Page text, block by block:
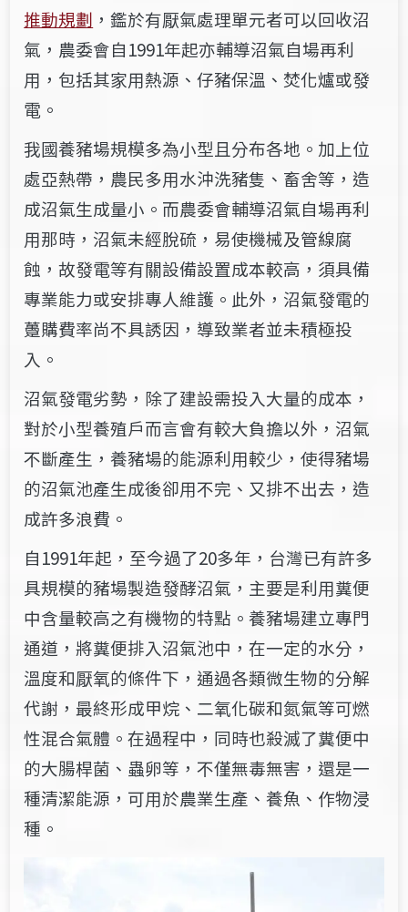
推動規劃 ，鑑於有厭氣處理單元者可以回收沼
氣，農委會自1991年起亦輔導沼氣自場再利
用，包括其家用熱源、仔豬保溫、焚化爐或發
電。
我國養豬場規模多為小型且分布各地。加上位
處亞熱帶，農民多用水沖洗豬隻、畜舍等，造
成沼氣生成量小。而農委會輔導沼氣自場再利
用那時，沼氣未經脫硫，易使機械及管線腐
蝕，故發電等有關設備設置成本較高，須具備
專業能力或安排專人維護。此外，沼氣發電的
躉購費率尚不具誘因，導致業者並未積極投
入。
沼氣發電劣勢，除了建設需投入大量的成本，
對於小型養殖戶而言會有較大負擔以外，沼氣
不斷產生，養豬場的能源利用較少，使得豬場
的沼氣池產生成後卻用不完、又排不出去，造
成許多浪費。
自1991年起，至今過了20多年，台灣已有許多
具規模的豬場製造發酵沼氣，主要是利用糞便
中含量較高之有機物的特點。養豬場建立專門
通道，將糞便排入沼氣池中，在一定的水分，
溫度和厭氧的條件下，通過各類微生物的分解
代謝，最終形成甲烷、二氧化碳和氮氣等可燃
性混合氣體。在過程中，同時也殺滅了糞便中
的大腸桿菌、蟲卵等，不僅無毒無害，還是一
種清潔能源，可用於農業生產、養魚、作物浸
種。